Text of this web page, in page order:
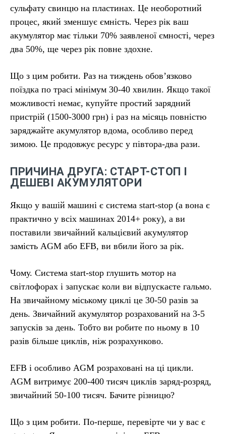
сульфату свинцю на пластинах. Це необоротний
процес, який зменшує ємність. Через рік ваш
акумулятор має тільки 70% заявленої ємності, через
два 50%, ще через рік повне здохне.
Що з цим робити. Раз на тиждень обов’язково
поїздка по трасі мінімум 30-40 хвилин. Якщо такої
можливості немає, купуйте простий зарядний
пристрій (1500-3000 грн) і раз на місяць повністю
заряджайте акумулятор вдома, особливо перед
зимою. Це продовжує ресурс у півтора-два рази.
ПРИЧИНА ДРУГА: СТАРТ-СТОП І
ДЕШЕВІ АКУМУЛЯТОРИ
Якщо у вашій машині є система start-stop (а вона є
практично у всіх машинах 2014+ року), а ви
поставили звичайний кальцієвий акумулятор
замість AGM або EFB, ви вбили його за рік.
Чому. Система start-stop глушить мотор на
світлофорах і запускає коли ви відпускаєте гальмо.
На звичайному міському циклі це 30-50 разів за
день. Звичайний акумулятор розрахований на 3-5
запусків за день. Тобто ви робите по ньому в 10
разів більше циклів, ніж розрахунково.
EFB і особливо AGM розраховані на ці цикли.
AGM витримує 200-400 тисяч циклів заряд-розряд,
звичайний 50-100 тисяч. Бачите різницю?
Що з цим робити. По-перше, перевірте чи у вас є